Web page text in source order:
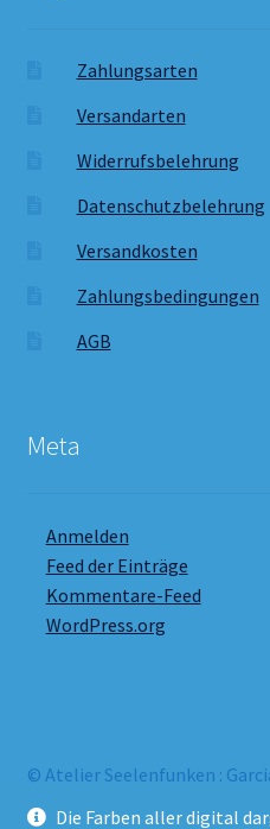
Zahlungsarten
Versandarten
Widerrufsbelehrung
Datenschutzbelehrung
Versandkosten
Zahlungsbedingungen
AGB
Meta
Anmelden
Feed der Einträge
Kommentare-Feed
WordPress.org
© Atelier Seelenfunken :
Die Farben aller digital